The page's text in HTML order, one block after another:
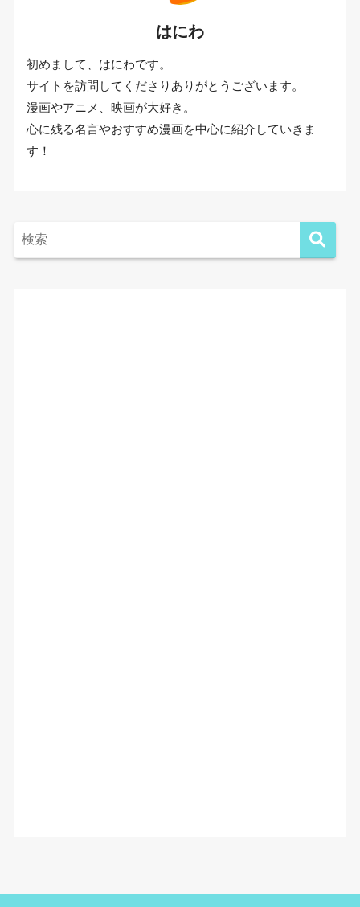
はにわ
初めまして、はにわです。
サイトを訪問してくださりありがとうございます。
漫画やアニメ、映画が大好き。
心に残る名言やおすすめ漫画を中心に紹介していきま
す！